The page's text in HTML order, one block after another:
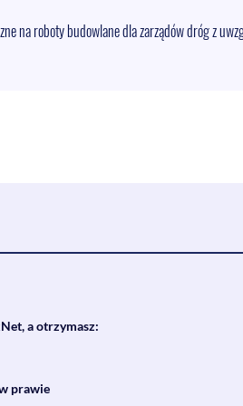
na roboty budowlane dla zarządów dróg z
a otrzymasz:
prawie